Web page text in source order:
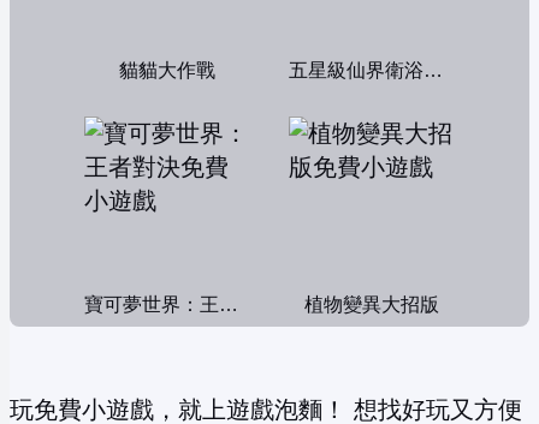
貓貓大作戰 五星級仙界衛浴帝國
寶可夢世界：王者對決 植物變異大招版
玩免費小遊戲，就上遊戲泡麵！ 想找好玩又方便